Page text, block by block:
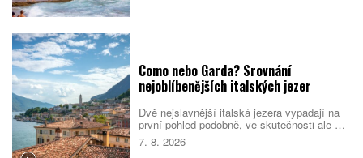
Como nebo Garda? Srovnání
nejoblíbenějších italských jezer
Dvě nejslavnější italská jezera vypadají na
první pohled podobně, ve skutečnosti ale cílí
na jiné cestovatele. Como staví na eleganci,
vilách a klidnější atmosféře. Garda je větší,
7. 8. 2026